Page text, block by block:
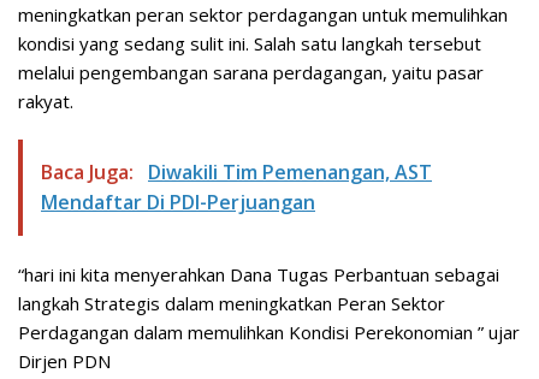
meningkatkan peran sektor perdagangan untuk memulihkan
kondisi yang sedang sulit ini. Salah satu langkah tersebut
melalui pengembangan sarana perdagangan, yaitu pasar
rakyat.
Baca Juga:
Diwakili Tim Pemenangan, AST
Mendaftar Di PDI-Perjuangan
“hari ini kita menyerahkan Dana Tugas Perbantuan sebagai
langkah Strategis dalam meningkatkan Peran Sektor
Perdagangan dalam memulihkan Kondisi Perekonomian ” ujar
Dirjen PDN